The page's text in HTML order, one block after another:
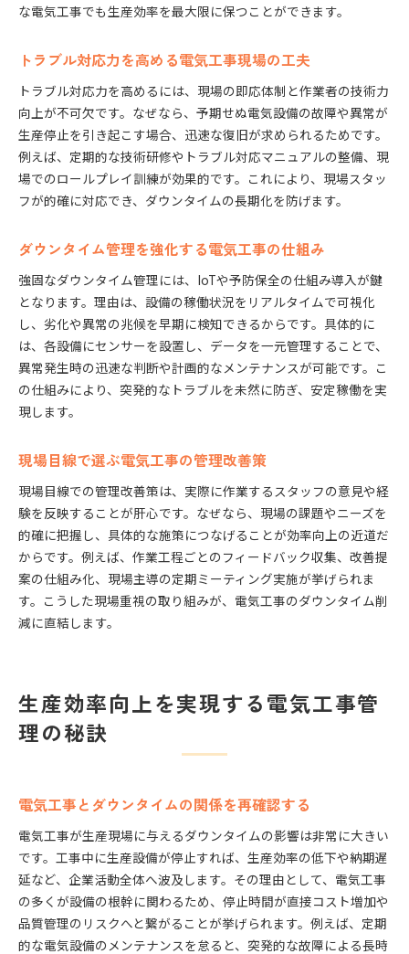
な電気工事でも生産効率を最大限に保つことができます。
トラブル対応力を高める電気工事現場の工夫
トラブル対応力を高めるには、現場の即応体制と作業者の技術力
向上が不可欠です。なぜなら、予期せぬ電気設備の故障や異常が
生産停止を引き起こす場合、迅速な復旧が求められるためです。
例えば、定期的な技術研修やトラブル対応マニュアルの整備、現
場でのロールプレイ訓練が効果的です。これにより、現場スタッ
フが的確に対応でき、ダウンタイムの長期化を防げます。
ダウンタイム管理を強化する電気工事の仕組み
強固なダウンタイム管理には、IoTや予防保全の仕組み導入が鍵
となります。理由は、設備の稼働状況をリアルタイムで可視化
し、劣化や異常の兆候を早期に検知できるからです。具体的に
は、各設備にセンサーを設置し、データを一元管理することで、
異常発生時の迅速な判断や計画的なメンテナンスが可能です。こ
の仕組みにより、突発的なトラブルを未然に防ぎ、安定稼働を実
現します。
現場目線で選ぶ電気工事の管理改善策
現場目線での管理改善策は、実際に作業するスタッフの意見や経
験を反映することが肝心です。なぜなら、現場の課題やニーズを
的確に把握し、具体的な施策につなげることが効率向上の近道だ
からです。例えば、作業工程ごとのフィードバック収集、改善提
案の仕組み化、現場主導の定期ミーティング実施が挙げられま
す。こうした現場重視の取り組みが、電気工事のダウンタイム削
減に直結します。
生産効率向上を実現する電気工事管
理の秘訣
電気工事とダウンタイムの関係を再確認する
電気工事が生産現場に与えるダウンタイムの影響は非常に大きい
です。工事中に生産設備が停止すれば、生産効率の低下や納期遅
延など、企業活動全体へ波及します。その理由として、電気工事
の多くが設備の根幹に関わるため、停止時間が直接コスト増加や
品質管理のリスクへと繋がることが挙げられます。例えば、定期
的な電気設備のメンテナンスを怠ると、突発的な故障による長時